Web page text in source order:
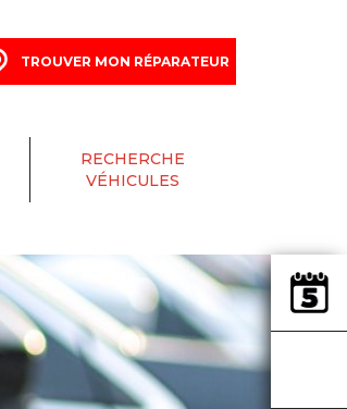
TROUVER MON RÉPARATEUR
RECHERCHE
VÉHICULES